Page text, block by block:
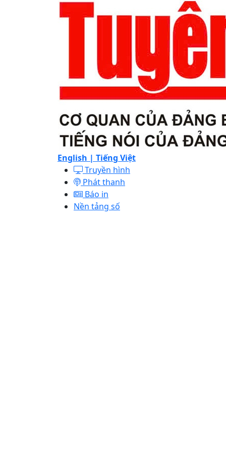
English | Tiếng Việt
Truyền hình
Phát thanh
Báo in
Nền tảng số